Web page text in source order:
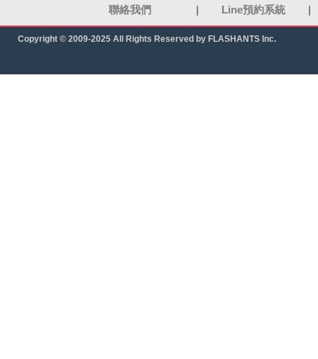
聯絡我們 Line預約系統
Copyright © 2009-2025 All Rights Reserved by FLASHANTS Inc.